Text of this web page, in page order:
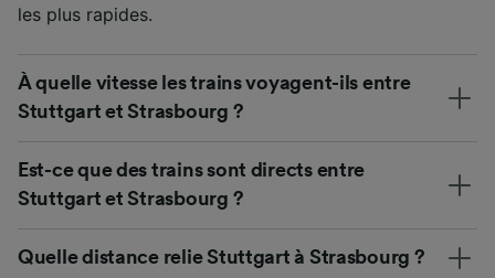
les plus rapides.
À quelle vitesse les trains voyagent-ils entre
Stuttgart et Strasbourg ?
Est-ce que des trains sont directs entre
Stuttgart et Strasbourg ?
Quelle distance relie Stuttgart à Strasbourg ?